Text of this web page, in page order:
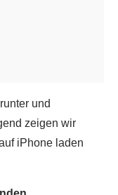
und
zeigen wir
iPhone laden